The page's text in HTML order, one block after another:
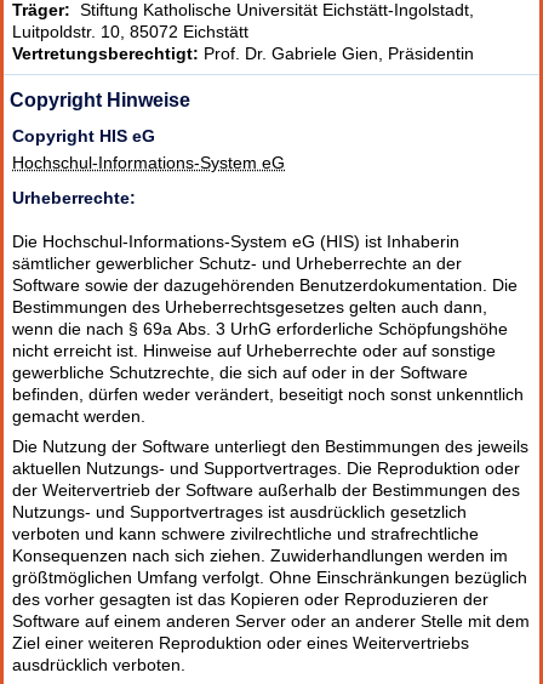
Träger: Stiftung Katholische Universität Eichstätt-Ingolstadt,
Luitpoldstr. 10, 85072 Eichstätt
Vertretungsberechtigt: Prof. Dr. Gabriele Gien, Präsidentin
Copyright Hinweise
Copyright HIS eG
Hochschul-Informations-System eG
Urheberrechte:
Die Hochschul-Informations-System eG (HIS) ist Inhaberin
sämtlicher gewerblicher Schutz- und Urheberrechte an der
Software sowie der dazugehörenden Benutzerdokumentation. Die
Bestimmungen des Urheberrechtsgesetzes gelten auch dann,
wenn die nach § 69a Abs. 3 UrhG erforderliche Schöpfungshöhe
nicht erreicht ist. Hinweise auf Urheberrechte oder auf sonstige
gewerbliche Schutzrechte, die sich auf oder in der Software
befinden, dürfen weder verändert, beseitigt noch sonst unkenntlich
gemacht werden.
Die Nutzung der Software unterliegt den Bestimmungen des jeweils
aktuellen Nutzungs- und Supportvertrages. Die Reproduktion oder
der Weitervertrieb der Software außerhalb der Bestimmungen des
Nutzungs- und Supportvertrages ist ausdrücklich gesetzlich
verboten und kann schwere zivilrechtliche und strafrechtliche
Konsequenzen nach sich ziehen. Zuwiderhandlungen werden im
größtmöglichen Umfang verfolgt. Ohne Einschränkungen bezüglich
des vorher gesagten ist das Kopieren oder Reproduzieren der
Software auf einem anderen Server oder an anderer Stelle mit dem
Ziel einer weiteren Reproduktion oder eines Weitervertriebs
ausdrücklich verboten.